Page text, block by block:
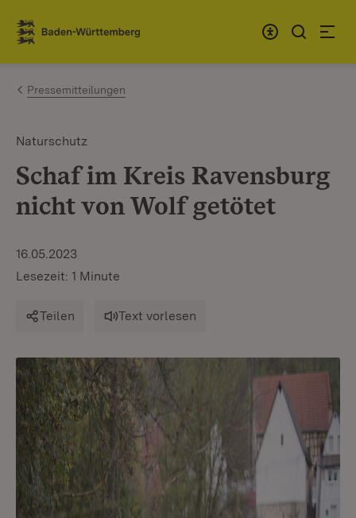
Zum Inhalt springen
Link zur Startseite
Pressemitteilungen
Naturschutz
Schaf im Kreis Ravensburg
nicht von Wolf getötet
16.05.2023
Lesezeit: 1 Minute
Teilen Text vorlesen